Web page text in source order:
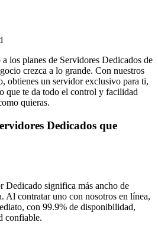
los planes de Servidores Dedicados de
crezca a lo grande. Con nuestros
obtienes un servidor exclusivo para ti,
que te da todo el control y facilidad
quieras.
Dedicados que
Dedicado significa más ancho de
Al contratar uno con nosotros en línea,
con 99.9% de disponibilidad,
confiable.